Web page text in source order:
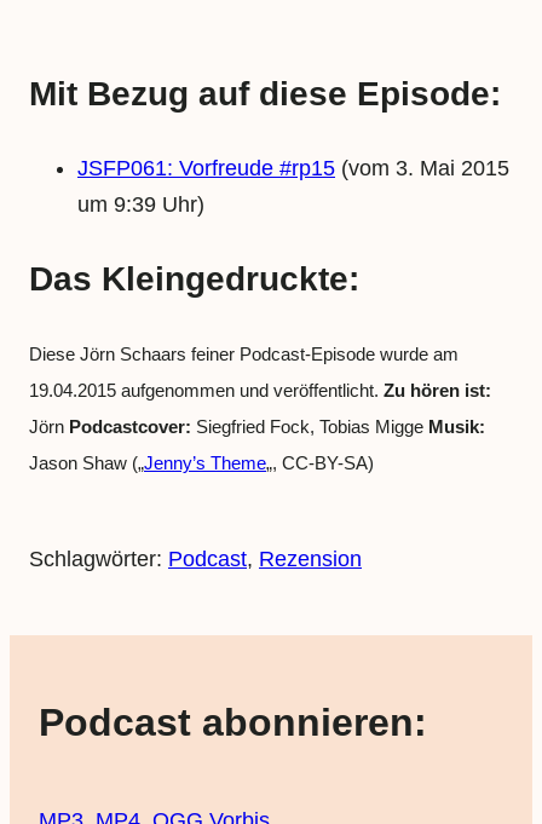
Mit Bezug auf diese Episode:
JSFP061: Vorfreude #rp15 (vom 3. Mai 2015
um 9:39 Uhr)
Das Kleingedruckte:
Diese Jörn Schaars feiner Podcast-Episode wurde am
19.04.2015 aufgenommen und veröffentlicht. Zu hören ist:
Jörn Podcastcover: Siegfried Fock, Tobias Migge Musik:
Jason Shaw („Jenny’s Theme„, CC-BY-SA)
Schlagwörter: Podcast, Rezension
Podcast abonnieren: